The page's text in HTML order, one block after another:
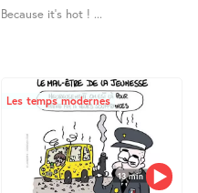
Because it’s hot ! ...
13 min
Les temps modernes